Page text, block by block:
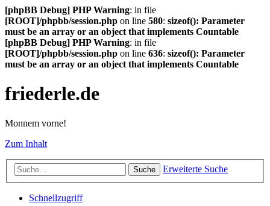
[phpBB Debug] PHP Warning: in file
[ROOT]/phpbb/session.php on line 580: sizeof(): Parameter
must be an array or an object that implements Countable
[phpBB Debug] PHP Warning: in file
[ROOT]/phpbb/session.php on line 636: sizeof(): Parameter
must be an array or an object that implements Countable
friederle.de
Monnem vorne!
Zum Inhalt
Suche Erweiterte Suche
Schnellzugriff